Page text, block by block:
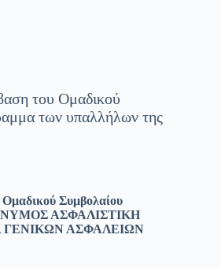
του Ομαδικού
των υπαλλήλων της
Συμβολαίου
ΑΣΦΑΛΙΣΤΙΚΗ
ΓΕΝΙΚΩΝ ΑΣΦΑΛΕΙΩΝ